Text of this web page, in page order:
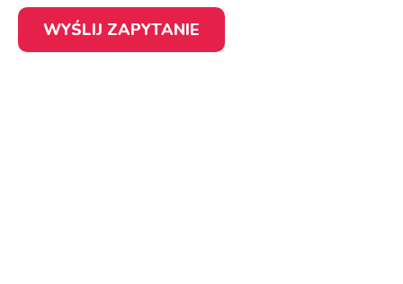
WYŚLIJ ZAPYTANIE